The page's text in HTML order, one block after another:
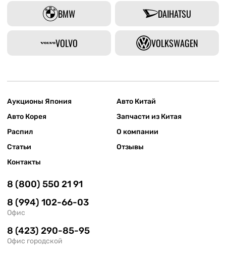
BMW DAIHATSU
VOLVO VOLKSWAGEN
Аукционы Япония
Авто Китай
Авто Корея
Запчасти из Китая
Распил
О компании
Статьи
Отзывы
Контакты
8 (800) 550 21 91
8 (994) 102-66-03
Офис
8 (423) 290-85-95
Офис городской